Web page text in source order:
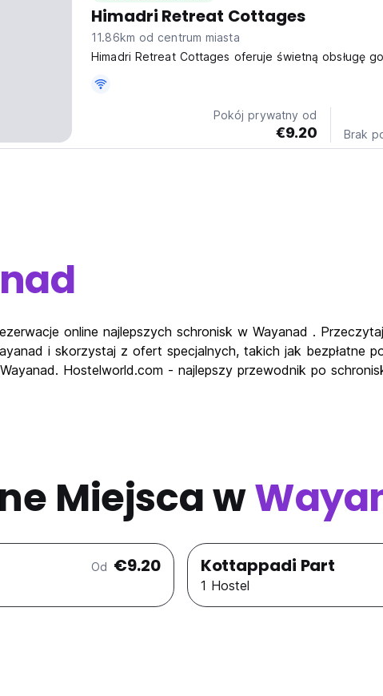
Himadri Retreat Cottages
11.86km od centrum miasta
Himadri Retreat Cottages oferuje świetną obsługę
Pokój prywatny od
€9.20 Brak
online najlepszych schronisk w Wayanad .
i skorzystaj z ofert specjalnych, takich jak
Hostelworld.com - najlepszy przewodnik po
Miejsca w
Od €9.20 Kottappadi Part
1 Hostel